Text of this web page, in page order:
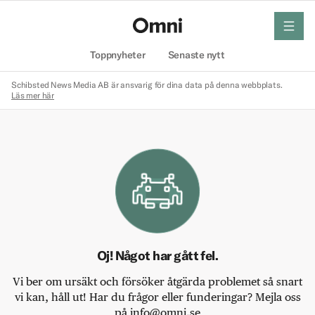
Toppnyheter Senaste nytt
meny
Schibsted News Media AB är ansvarig för dina data på denna webbplats.
Läs mer här
Oj! Något har gått fel.
Vi ber om ursäkt och försöker åtgärda problemet så snart
vi kan, håll ut! Har du frågor eller funderingar? Mejla oss